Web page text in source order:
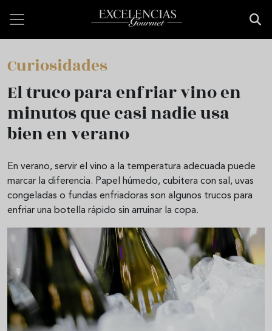
Curiosidades
El truco para enfriar vino en
minutos que casi nadie usa
bien en verano
En verano, servir el vino a la temperatura adecuada puede
marcar la diferencia. Papel húmedo, cubitera con sal, uvas
congeladas o fundas enfriadoras son algunos trucos para
enfriar una botella rápido sin arruinar la copa.